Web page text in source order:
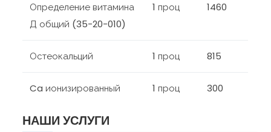
Определение витамина
Д общий (35-20-010)
1 проц 1460
Остеокальций 1 проц 815
Ca ионизированный 1 проц 300
НАШИ УСЛУГИ